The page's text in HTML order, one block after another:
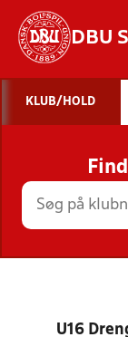
DBU
KLUB/HOLD
U16